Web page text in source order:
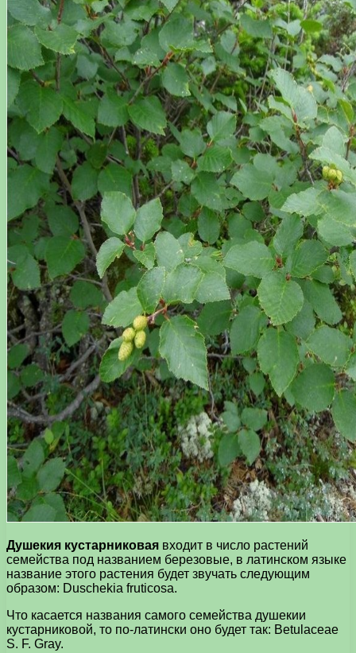
Душекия кустарниковая входит в число растений
семейства под названием березовые, в латинском языке
название этого растения будет звучать следующим
образом: Duschekia fruticosa.
Что касается названия самого семейства душекии
кустарниковой, то по-латински оно будет так: Betulaceae
S. F. Gray.